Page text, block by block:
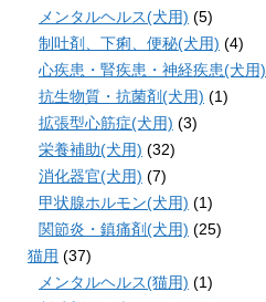
メンタルヘルス(犬用) (5)
制吐剤、下痢、便秘(犬用) (4)
心疾患・腎疾患・神経疾患(犬用)
抗生物質・抗菌剤(犬用) (1)
拡張型心筋症(犬用) (3)
栄養補助(犬用) (32)
消化器官(犬用) (7)
甲状腺ホルモン(犬用) (1)
関節炎・鎮痛剤(犬用) (25)
猫用 (37)
メンタルヘルス(猫用) (1)